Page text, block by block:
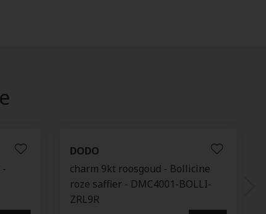
DODO
charm 9kt roosgoud - Bollicine
roze saffier - DMC4001-BOLLI-
ZRL9R